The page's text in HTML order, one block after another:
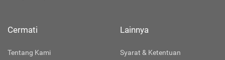
Cermati
Tentang Kami
Lainnya
Syarat & Ketentuan